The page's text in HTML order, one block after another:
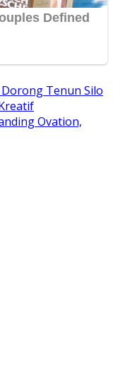
Tenun Silo
Ovation,